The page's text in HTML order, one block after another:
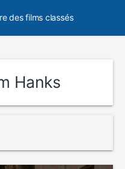
des films classés
Hanks